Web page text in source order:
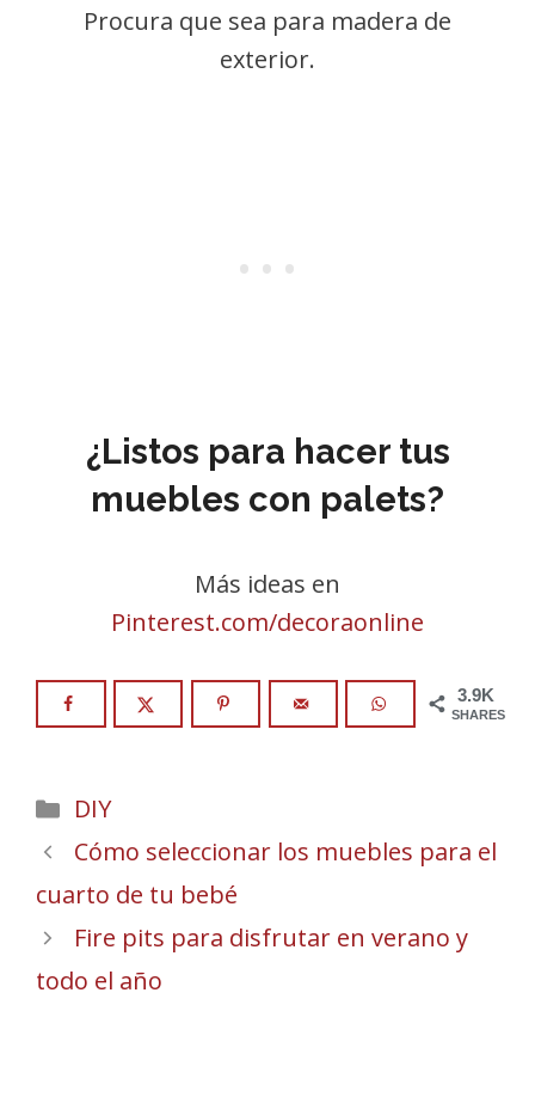
Procura que sea para madera de
exterior.
¿Listos para hacer tus
muebles con palets?
Más ideas en
Pinterest.com/decoraonline
3.9K
SHARES
Categories
DIY
Cómo seleccionar los muebles para el
cuarto de tu bebé
Fire pits para disfrutar en verano y
todo el año